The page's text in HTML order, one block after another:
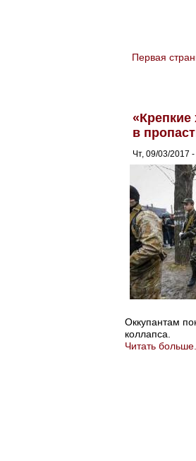
You are here
Первая
«Крепкие
в
Чт, 09/03/2017
Оккупантам
коллапса.
Читать больше...